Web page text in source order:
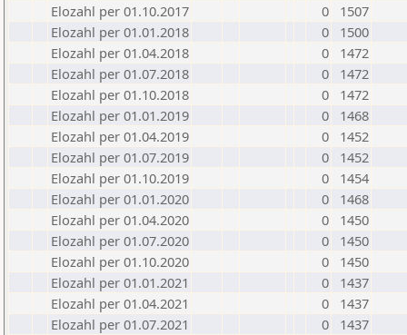
Elozahl per 01.10.2017
0
1507
Elozahl per 01.01.2018
0
1500
Elozahl per 01.04.2018
0
1472
Elozahl per 01.07.2018
0
1472
Elozahl per 01.10.2018
0
1472
Elozahl per 01.01.2019
0
1468
Elozahl per 01.04.2019
0
1452
Elozahl per 01.07.2019
0
1452
Elozahl per 01.10.2019
0
1454
Elozahl per 01.01.2020
0
1468
Elozahl per 01.04.2020
0
1450
Elozahl per 01.07.2020
0
1450
Elozahl per 01.10.2020
0
1450
Elozahl per 01.01.2021
0
1437
Elozahl per 01.04.2021
0
1437
Elozahl per 01.07.2021
0
1437